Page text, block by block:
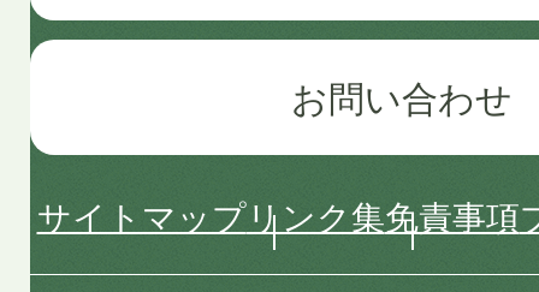
お問い合わせ
サイトマップリンク集免責事項